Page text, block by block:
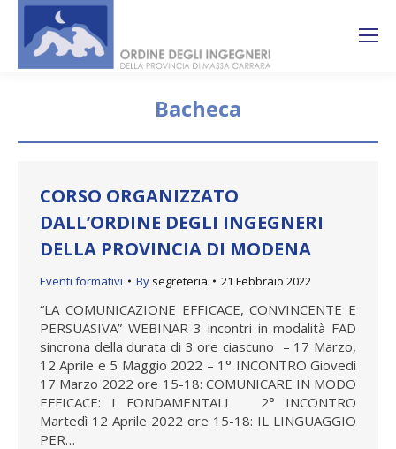
Bacheca
CORSO ORGANIZZATO
DALL’ORDINE DEGLI INGEGNERI
DELLA PROVINCIA DI MODENA
Eventi formativi By segreteria 21 Febbraio 2022
“LA COMUNICAZIONE EFFICACE, CONVINCENTE E
PERSUASIVA” WEBINAR 3 incontri in modalità FAD
sincrona della durata di 3 ore ciascuno – 17 Marzo,
12 Aprile e 5 Maggio 2022 – 1° INCONTRO Giovedì
17 Marzo 2022 ore 15-18: COMUNICARE IN MODO
EFFICACE: I FONDAMENTALI 2° INCONTRO
Martedì 12 Aprile 2022 ore 15-18: IL LINGUAGGIO
PER…